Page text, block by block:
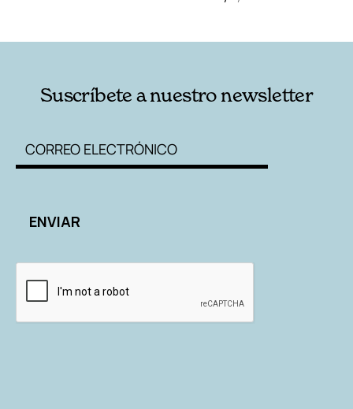
Suscríbete a nuestro newsletter